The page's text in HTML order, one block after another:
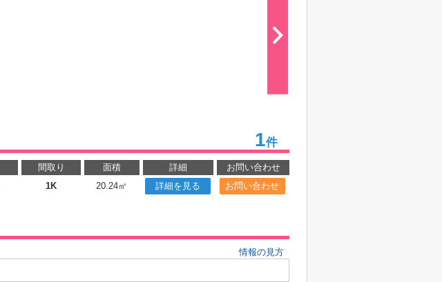
1件
間取り 面積 詳細
お問い合わせ
1K 20.24㎡ 詳細を見る お問い合わせ
情報の見方